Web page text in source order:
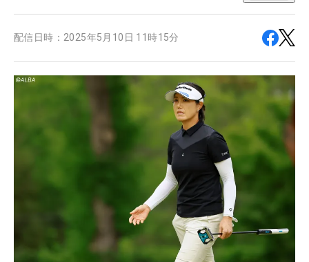
配信日時： 2025年5月10日 11時15分